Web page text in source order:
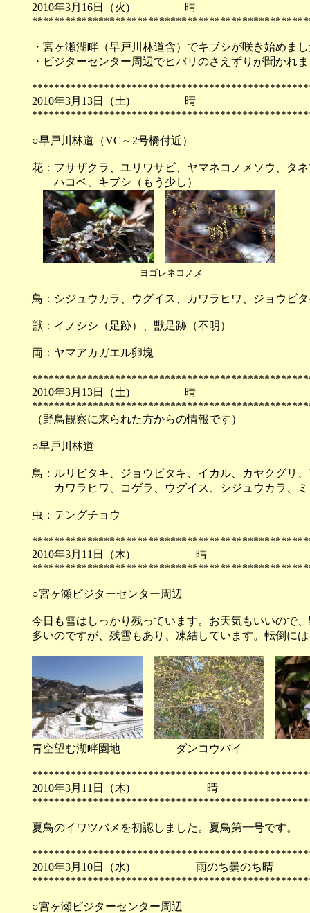
2010年3月16日（火)
・宮ヶ瀬湖畔（早戸川林道含）でキブシが咲き始めま
・ビジターセンター周辺でヒバリのさえずりが聞かれ
2010年3月13日（土)
○早戸川林道（VC～2号橋付近）
花：フサザクラ、ユリワサビ、ヤマネコノメソウ、タ
ハコベ、キブシ（もう少し）
ヨゴレネコノメ
鳥：シジュウカラ、ウグイス、カワラヒワ、ジョウ
獣：イノシシ（足跡）、獣足跡（不明）
両：ヤマアカガエル卵塊
2010年3月13日（土)
（野鳥観察に来られた方からの情報です）
○早戸川林道
鳥：ルリビタキ、ジョウビタキ、イカル、カヤクグリ
カワラヒワ、コゲラ、ウグイス、シジュウカラ、ミ
虫：テングチョウ
2010年3月11日（木)
○宮ヶ瀬ビジターセンター周辺
今日も雪はしっかり残っています。お天気もいいので
多いのですが、残雪もあり、凍結しています。転倒に
青空望む湖畔園地 ダンコウバイ
2010年3月11日（木)
夏鳥のイワツバメを初認しました。夏鳥第一号です。
2010年3月10日（水) 雨のち曇
○宮ヶ瀬ビジターセンター周辺